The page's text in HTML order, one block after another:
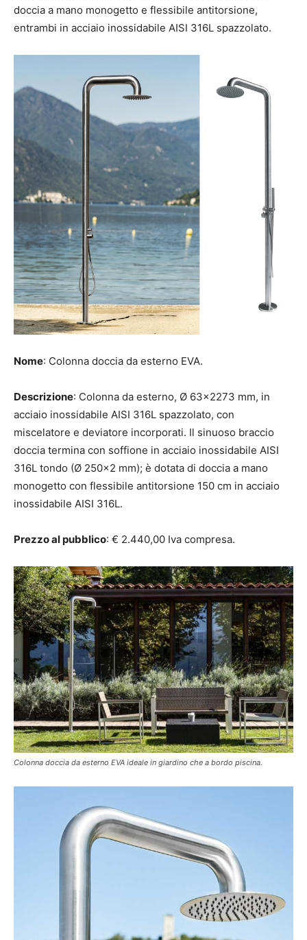
doccia a mano monogetto e flessibile antitorsione,
entrambi in acciaio inossidabile AISI 316L spazzolato.
Nome: Colonna doccia da esterno EVA.
Descrizione: Colonna da esterno, Ø 63×2273 mm, in
acciaio inossidabile AISI 316L spazzolato, con
miscelatore e deviatore incorporati. Il sinuoso braccio
doccia termina con soffione in acciaio inossidabile AISI
316L tondo (Ø 250×2 mm); è dotata di doccia a mano
monogetto con flessibile antitorsione 150 cm in acciaio
inossidabile AISI 316L.
Prezzo al pubblico: € 2.440,00 Iva compresa.
Colonna doccia da esterno EVA ideale in giardino che a bordo piscina.